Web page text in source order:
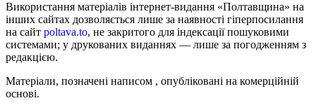
Використання матеріалів інтернет-видання «Полтавщина» на
інших сайтах дозволяється лише за наявності гіперпосилання
на сайт poltava.to, не закритого для індексації пошуковими
системами; у друкованих виданнях — лише за погодженням з
редакцією.
Матеріали, позначені написом , опубліковані на комерційній
основі.